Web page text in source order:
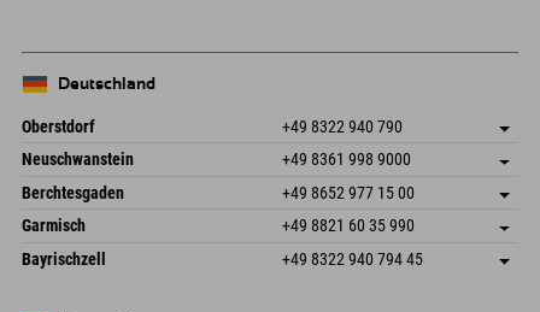
Deutschland
Oberstdorf +49 8322 940 790
An der Breitach 3
Deutschland
Adresse speichern
Buchen
Neuschwanstein +49 8361 998 9000
An der Riese 45
87484 Nesselwang im Allgäu
Deutschland
Adresse speichern
Anreiseinfos
Buchen
Berchtesgaden +49 8652 977 15 00
Hofreitstr. 7
Deutschland
Adresse speichern
Buchen
Garmisch +49 8821 60 35 990
Frickenstraße 22
82490 Farchant
Adresse speichern
Anreiseinfos
Bayrischzell +49 8322 940 794 45